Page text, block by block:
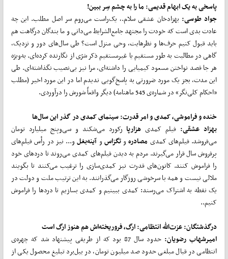
پاسخی به یک ابهام قدیمی: ما را به چشم سِر ببین!
جواد طوسی: بهزادخان عشقی سلام.، یک‌راست می‌روم سر اصل مطلب. این چه
عادت بدی است که خودت را مجتهد جامع‌الشرایط می‌دانی و ما بندگان درگاهت هم
باید قبول کنیم حرف‌ها و نظرهایت، وحی منزل است؟ طی سال‌های دور و نزدیک،
گاهی در مطالبت به طور مستقیم یا غیرمستقیم ذکر شرّی از نگارنده کرده‌ای. به‌ویژه
هر جا قصد نواختن مسعود کیمیایی را داشته‌ای، مرا نیز بی‌نصیب نگذاشته‌ای. طی
این مدت، بجز یک مورد ضرورتی به پاسخ‌گویی ندیدم اما در این مورد اخیر (مطلب
«احکام کلی‌نگر» در شماره‌ی 545 ماهنامه) دیگر واقعاً شورش را درآوردی.
خنده و فراموشی، کمدی و امر قدرت: سینمای کمدی در گذر این سالها
بهزاد عشقی: فیلم کمدی هزارپارکورد می‌شکند و سی‌وپنج میلیارد تومان
می‌فروشد. فیلم‌های کمدیمصادرهو تگزاسو آینهبغلو... نیز در رأس فیلم‌های
پرفروش سال قرار می‌گیرند. مردم به دیدن فیلم‌های کمدی می‌روند تا درد‌های خود
را فراموش کنند. کانون‌های قدرت نیز کمدی‌سازی را ترغیب می‌کنند تا بگویند
ملالی نیست و همه با سرخوشی روزگار می‌گذرانند. به این ترتیب ملت و دولت در
یک نقطه به اشتراک می‌رسند: کمدی ببینیم و کمدی بسازیم تا درد‌ها را فراموش
کنیم..
درگذشتگان:عزتالله انتظامی: ارگ، فروریختهاش هم هنوز ارگ است
امیرشهاب رضویان:
حدود سال 87 بود که از طریقی پیشنهاد شد که چهره‌ی
انتظامی در قبال مبلغی حدود صد میلیون تومان، در بیل‌برد تبلیغ محصول یکی از